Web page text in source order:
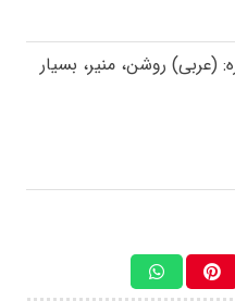
(عربی) روشن، منیر، بسیار